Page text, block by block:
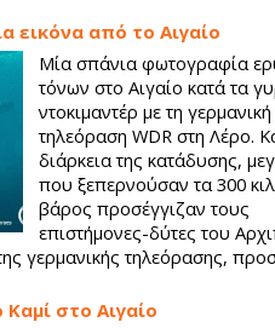
εικόνα από το Αιγαίο
Μία σπάνια φωτογραφία
τόνων στο Αιγαίο κατά τα
ντοκιμαντέρ με τη
τηλεόραση WDR στη Λέρο.
διάρκεια της κατάδυσης,
που ξεπερνούσαν τα 300
βάρος προσέγγιζαν τους
επιστήμονες-δύτες του
γερμανικής τηλεόρασης,
ευελιξίας.
στο Αιγαίο